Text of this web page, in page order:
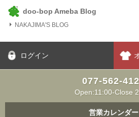
doo-bop Ameba Blog
NAKAJIMA'S BLOG
ログイン
077-562-
Open:11:00-Close
営業カレンダー